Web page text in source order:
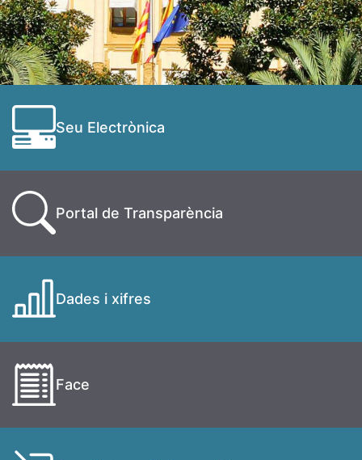
Seu Electrònica
Portal de Transparència
Dades i xifres
Face